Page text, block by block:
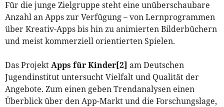
Für die junge Zielgruppe steht eine unüberschaubare
Anzahl an Apps zur Verfügung – von Lernprogrammen
über Kreativ-Apps bis hin zu animierten Bilderbüchern
und meist kommerziell orientierten Spielen.
Das ProjektApps für Kinder[2] am Deutschen
Jugendinstitut untersucht Vielfalt und Qualität der
Angebote. Zum einen geben Trendanalysen einen
Überblick über den App-Markt und die Forschungslage,